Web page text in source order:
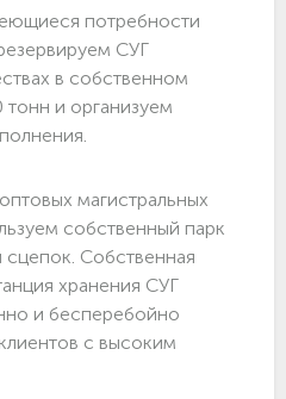
потребности
СУГ
в собственном
и организуем
магистральных
собственный парк
сцепок. Собственная
хранения СУГ
и бесперебойно
с высоким